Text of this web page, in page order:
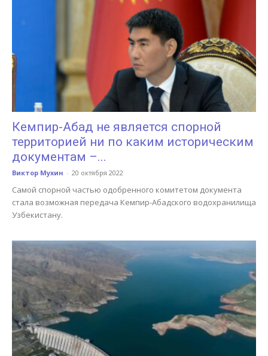
Кемпир-Абад не является спорной
территорией ни по каким историческим
документам –...
Виктор Мухин - 20 октября 2022
Самой спорной частью одобренного комитетом документа
стала возможная передача Кемпир-Абадского водохранилища
Узбекистану.